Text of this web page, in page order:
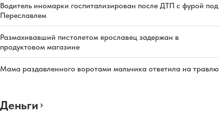
Водитель иномарки госпитализирован после ДТП с фурой под
Переславлем
Размахивавший пистолетом ярославец задержан в
продуктовом магазине
Мама раздавленного воротами мальчика ответила на травлю
Деньги